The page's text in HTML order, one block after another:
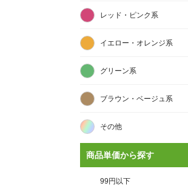
レッド・ピンク系
イエロー・オレンジ系
グリーン系
ブラウン・ベージュ系
その他
商品単価から探す
99円以下